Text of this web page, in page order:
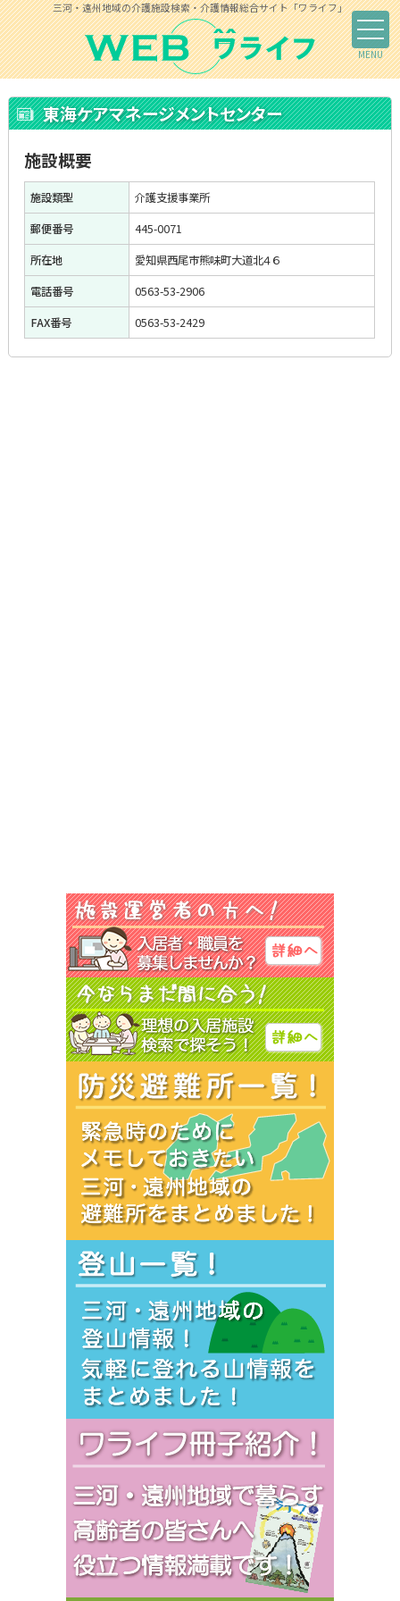
三河・遠州地域の介護施設検索・介護情報総合サイト「ワライフ」
東海ケアマネージメントセンター
施設概要
施設類型
介護支援事業所
郵便番号
445-0071
所在地
愛知県西尾市熊味町大道北４６
電話番号
0563-53-2906
FAX番号
0563-53-2429